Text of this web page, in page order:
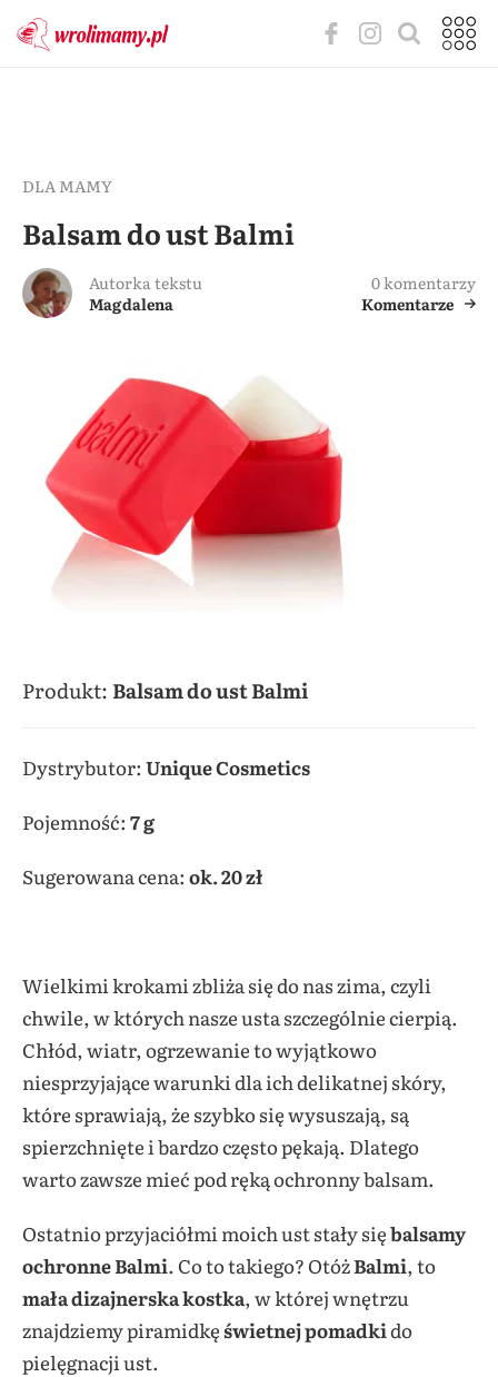
DLA MAMY
Balsam do ust Balmi
Autorka tekstu
Magdalena
0 komentarzy
Komentarze
Produkt: Balsam do ust Balmi
Dystrybutor: Unique Cosmetics
Pojemność: 7 g
Sugerowana cena: ok. 20 zł
Wielkimi krokami zbliża się do nas zima, czyli
chwile, w których nasze usta szczególnie cierpią.
Chłód, wiatr, ogrzewanie to wyjątkowo
niesprzyjające warunki dla ich delikatnej skóry,
które sprawiają, że szybko się wysuszają, są
spierzchnięte i bardzo często pękają. Dlatego
warto zawsze mieć pod ręką ochronny balsam.
Ostatnio przyjaciółmi moich ust stały siębalsamy
ochronne Balmi. Co to takiego? OtóżBalmi, to
mała dizajnerska kostka, w której wnętrzu
znajdziemy piramidkęświetnej pomadkido
pielęgnacji ust.